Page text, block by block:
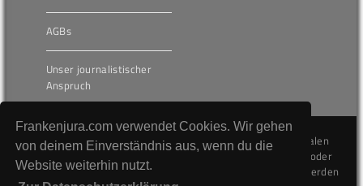
Frankenjura.com verwendet Cookies. Wir gehen
von deinem Einverständnis aus, wenn du die
Website weiterhin nutzt.
AGBs
Unser journalistischer
Anspruch
Die hier veröffentlichten Inhalte unterliegen dem internationalen
Urheberrecht (Copyright) und dürfen nicht kopiert, verändert oder
unverändert wiederveröffentlicht werden. Gegen Verstöße werden